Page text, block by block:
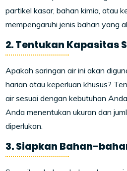
partikel kasar, bahan kimia, atau
mempengaruhi jenis bahan yang
2. Tentukan Kapasitas
Apakah saringan air ini akan
harian atau keperluan khusus?
air sesuai dengan kebutuhan
Anda menentukan ukuran dan
diperlukan.
3. Siapkan Bahan-